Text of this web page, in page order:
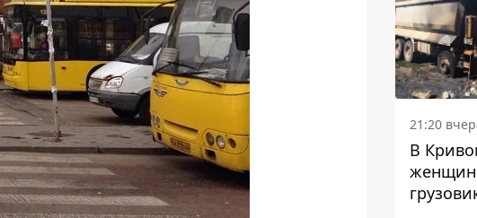
21:20
В